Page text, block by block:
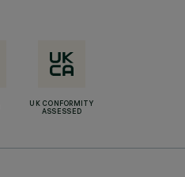
UK CONFORMITY
ASSESSED